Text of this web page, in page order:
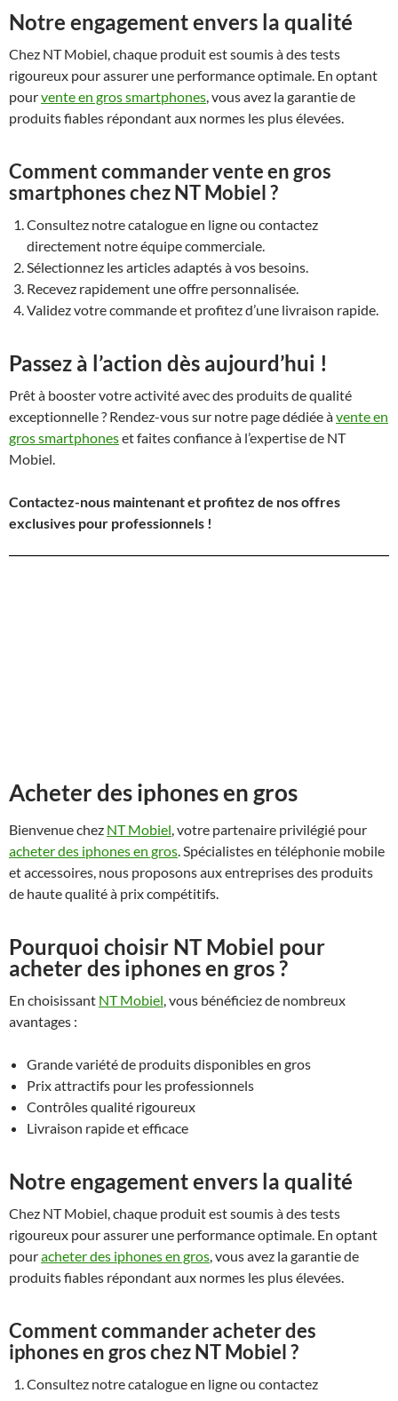
Notre engagement envers la qualité
Chez NT Mobiel, chaque produit est soumis à des tests
rigoureux pour assurer une performance optimale. En optant
pourvente en gros smartphones, vous avez la garantie de
produits fiables répondant aux normes les plus élevées.
Comment commander vente en gros
smartphones chez NT Mobiel ?
Consultez notre catalogue en ligne ou contactez
directement notre équipe commerciale.
Sélectionnez les articles adaptés à vos besoins.
Recevez rapidement une offre personnalisée.
Validez votre commande et profitez d’une livraison rapide.
Passez à l’action dès aujourd’hui !
Prêt à booster votre activité avec des produits de qualité
exceptionnelle ? Rendez-vous sur notre page dédiée àvente en
gros smartphoneset faites confiance à l’expertise de NT
Mobiel.
Contactez-nous maintenant et profitez de nos offres
exclusives pour professionnels !
Acheter des iphones en gros
Bienvenue chez NT Mobiel, votre partenaire privilégié pour
acheter des iphones en gros. Spécialistes en téléphonie mobile
et accessoires, nous proposons aux entreprises des produits
de haute qualité à prix compétitifs.
Pourquoi choisir NT Mobiel pour
acheter des iphones en gros ?
En choisissant NT Mobiel, vous bénéficiez de nombreux
avantages :
Grande variété de produits disponibles en gros
Prix attractifs pour les professionnels
Contrôles qualité rigoureux
Livraison rapide et efficace
Notre engagement envers la qualité
Chez NT Mobiel, chaque produit est soumis à des tests
rigoureux pour assurer une performance optimale. En optant
pouracheter des iphones en gros, vous avez la garantie de
produits fiables répondant aux normes les plus élevées.
Comment commander acheter des
iphones en gros chez NT Mobiel ?
Consultez notre catalogue en ligne ou contactez